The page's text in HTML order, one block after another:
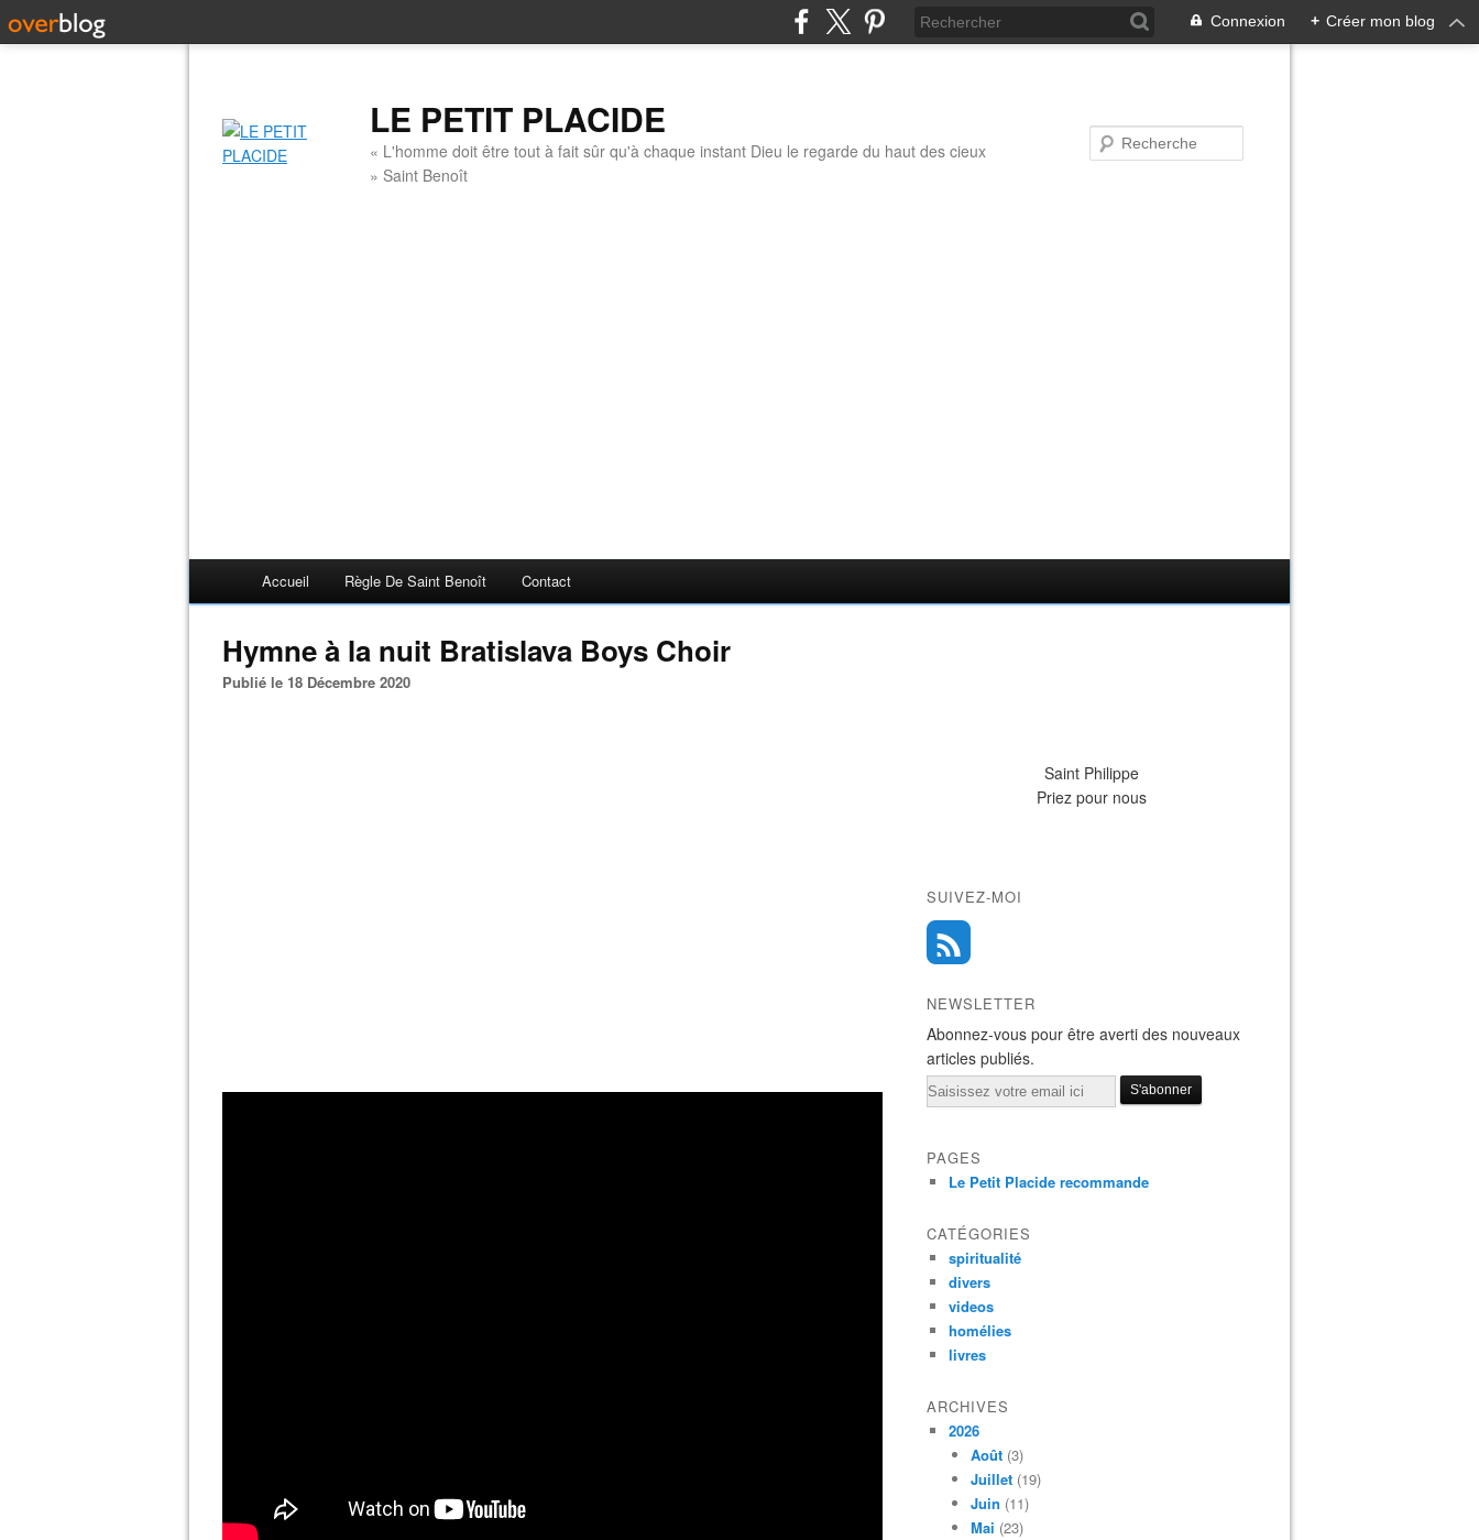
Connexion + Créer mon blog
LE PETIT PLACIDE
« L'homme doit être tout à fait sûr qu'à chaque instant Dieu le regarde du haut des cieux
» Saint Benoît
Accueil Règle De Saint Benoît Contact
Hymne à la nuit Bratislava Boys Choir
Publié le 18 Décembre 2020
Saint Philippe
Priez pour nous
SUIVEZ-MOI
NEWSLETTER
Abonnez-vous pour être averti des nouveaux
articles publiés.
Email
PAGES
Le Petit Placide recommande
CATÉGORIES
spiritualité
divers
videos
homélies
livres
ARCHIVES
2026
Août (3)
Juillet (19)
Juin (11)
Mai (23)